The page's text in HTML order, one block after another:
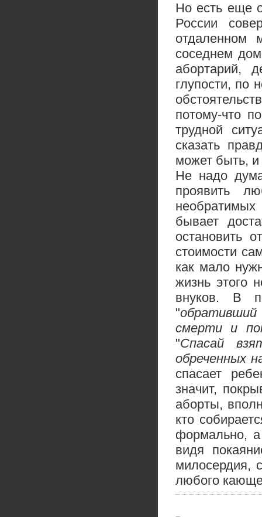
Но есть еще
России
соседнем
абортарий,
глупости, по
потому-что
трудной
сказать
может быть,
Не надо
проявить
необратимых
бывает
остановить
стоимости
как мало
жизнь этого
внуков. В
"
смерти и
"Спасай
обреченных
спасает
значит,
аборты,
кто
формально,
видя
милосердия,
любого